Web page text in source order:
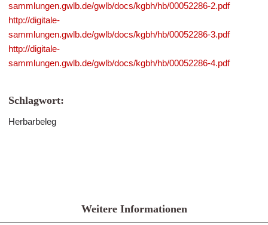
sammlungen.gwlb.de/gwlb/docs/kgbh/hb/00052286-2.pdf
http://digitale-
sammlungen.gwlb.de/gwlb/docs/kgbh/hb/00052286-3.pdf
http://digitale-
sammlungen.gwlb.de/gwlb/docs/kgbh/hb/00052286-4.pdf
Schlagwort:
Herbarbeleg
Weitere Informationen